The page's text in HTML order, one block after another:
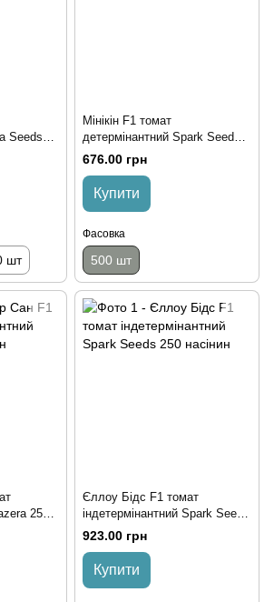
Seeds
шт
Мінікін F1 томат
детермінантний Spark Seeds
500 насінин
676.00 грн
Купити
Фасовка
500 шт
250
Єллоу Бідс F1 томат
індетермінантний Spark Seeds
250 насінин
923.00 грн
Купити